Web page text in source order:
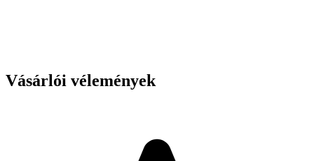
Vásárlói vélemények